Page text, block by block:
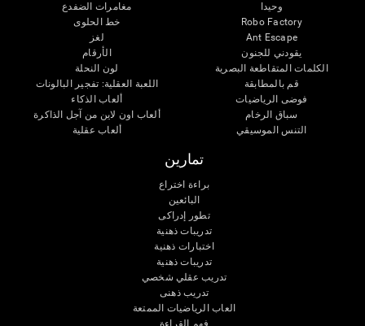
وحيدا
Robo Factory
Ant Escape
يقودني للجنون
الكلمات المتقاطعة البصرية
قم بالمطابقة
فوضى الرياضيات
سباق الرخام
التنس الموسيقي
مغامرات الضفدع
خط الحلوى
لغز
الأرقام
لون النحلة
اللعبة العقلية: تفجير البالونات
ألعاب الذكاء
ألعاب اون لاين من آجل الذاكرة
ألعاب عقلية
تمارين
براءة اختراع
البائعين
تطور إدراكى
تدريبات ذهنية
اختبارات ذهنية
تدريبات ذهنية
تدريب عقلي شخصي
تدريب ذهنى
العاب الرياضيات الممتعة
فهم القراءة